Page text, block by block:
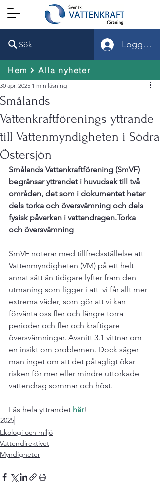
Sök Logga in
Hem Alla nyheter
Smålands
Vattenkraftförenings yttrande
till Vattenmyndigheten i Södra
Östersjön
30 apr. 2025 1 min läsning
Smålands Vattenkraftförening (SmVF)
begränsar yttrandet i huvudsak till två
områden, det som i dokumentet heter
dels torka och översvämning och dels
fysisk påverkan i vattendragen.Torka
och översvämning
SmVF noterar med tillfredsställelse att
Vattenmyndigheten (VM) på ett helt
annat sätt än tidigare lyfter fram den
utmaning som ligger i att  vi får allt mer
extrema väder, som gör att vi kan
förvänta oss fler och längre torra
perioder och fler och kraftigare
översvämningar. Avsnitt 3.1 vittnar om
en insikt om problemen. Dock säger
man inget om att det påtagligt ökar
risken för mer eller mindre uttorkade
vattendrag sommar och höst.
Läs hela yttrandet här!
2025
Ekologi och miljö
Vattendirektivet
Myndigheter